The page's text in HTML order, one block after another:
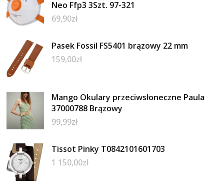
Neo Ffp3 3Szt. 97-321
69,90zł
Pasek Fossil FS5401 brązowy 22 mm
159,00zł
Mango Okulary przeciwsłoneczne Paula
37000788 Brązowy
99,99zł
Tissot Pinky T0842101601703
1 150,00zł